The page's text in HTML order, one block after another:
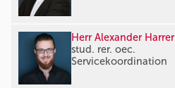
Herr Alexander Harrer
stud. rer. oec.
Servicekoordination